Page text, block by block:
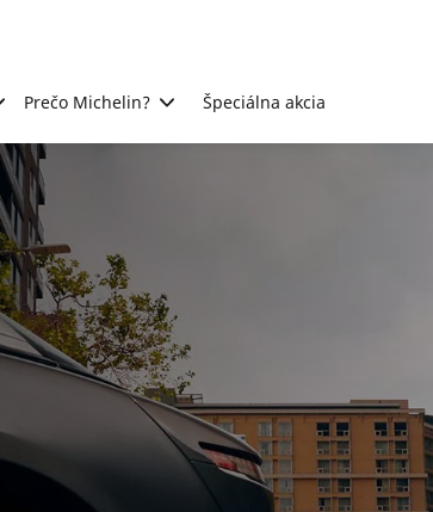
Prečo Michelin? Špeciálna akcia